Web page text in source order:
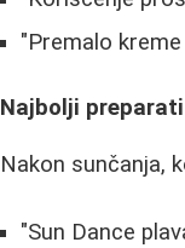
"Premalo
Najbolji
Nakon sunčanja,
"Sun Dance